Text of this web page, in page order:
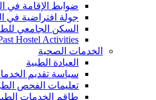
ضوابط الإقامة في
جولة افتراضية في
السكن الجامعي
Hostel Activities
الخدمات الصحية
العيادة الطبية
سياسة تقديم
تعليمات الفحص
طاقم الخدمات